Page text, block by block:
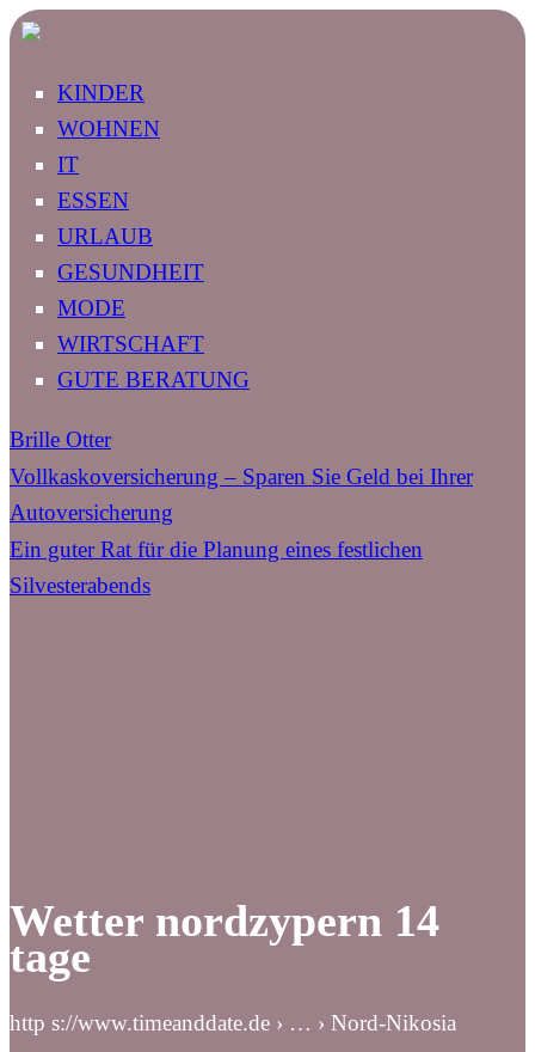
KINDER
WOHNEN
IT
ESSEN
URLAUB
GESUNDHEIT
MODE
WIRTSCHAFT
GUTE BERATUNG
Brille Otter
Vollkaskoversicherung – Sparen Sie Geld bei Ihrer
Autoversicherung
Ein guter Rat für die Planung eines festlichen
Silvesterabends
Wetter nordzypern 14
tage
http s://www.timeanddate.de › … › Nord-Nikosia